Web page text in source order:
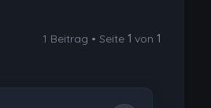
1 Beitrag • Seite1 von1